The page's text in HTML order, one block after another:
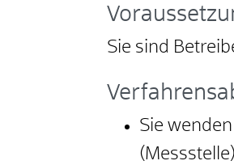
Sie sind
Sie